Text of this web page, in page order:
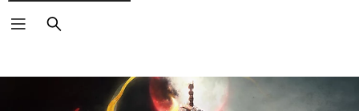
Haku